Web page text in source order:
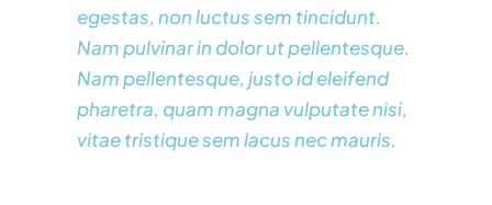
egestas, non luctus sem tincidunt.
Nam pulvinar in dolor ut pellentesque.
Nam pellentesque, justo id eleifend
pharetra, quam magna vulputate nisi,
vitae tristique sem lacus nec mauris.